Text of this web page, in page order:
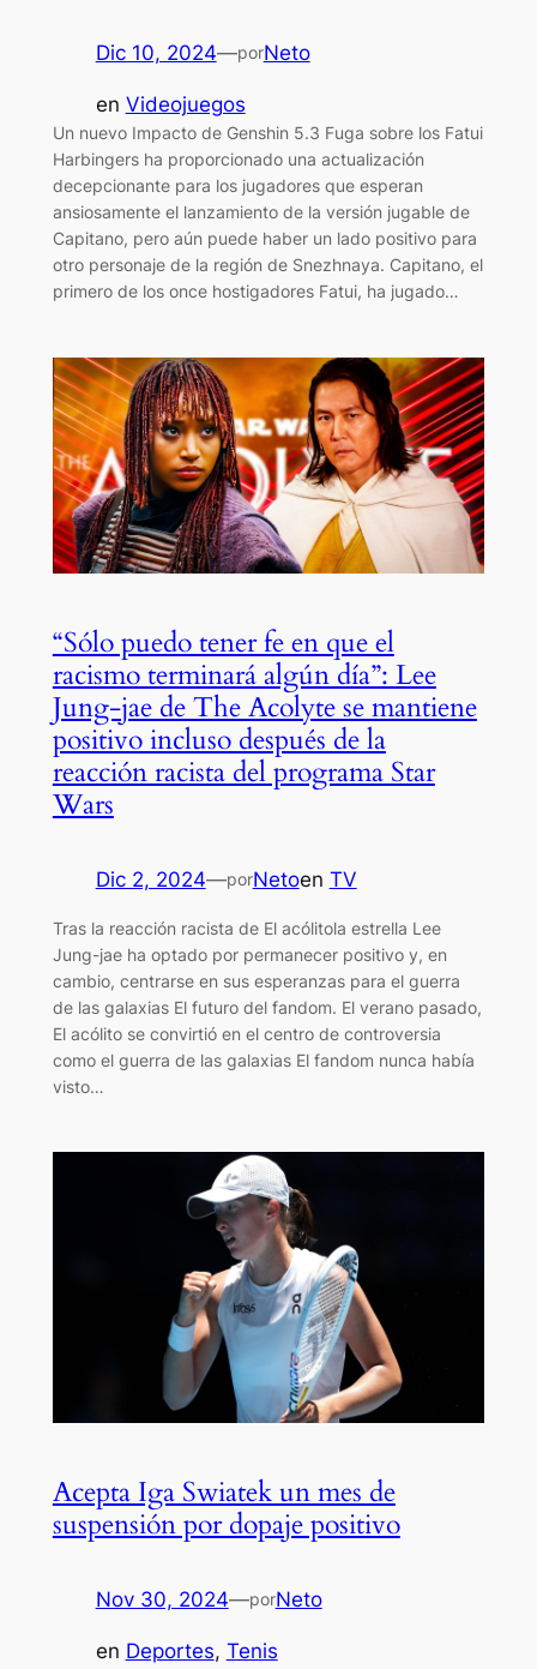
Dic 10, 2024—porNeto
en Videojuegos
Un nuevo Impacto de Genshin 5.3 Fuga sobre los Fatui
Harbingers ha proporcionado una actualización
decepcionante para los jugadores que esperan
ansiosamente el lanzamiento de la versión jugable de
Capitano, pero aún puede haber un lado positivo para
otro personaje de la región de Snezhnaya. Capitano, el
primero de los once hostigadores Fatui, ha jugado…
“Sólo puedo tener fe en que el
racismo terminará algún día”: Lee
Jung-jae de The Acolyte se mantiene
positivo incluso después de la
reacción racista del programa Star
Wars
Dic 2, 2024—porNetoen TV
Tras la reacción racista de El acólitola estrella Lee
Jung-jae ha optado por permanecer positivo y, en
cambio, centrarse en sus esperanzas para el guerra
de las galaxias El futuro del fandom. El verano pasado,
El acólito se convirtió en el centro de controversia
como el guerra de las galaxias El fandom nunca había
visto…
Acepta Iga Swiatek un mes de
suspensión por dopaje positivo
Nov 30, 2024—porNeto
en Deportes, Tenis